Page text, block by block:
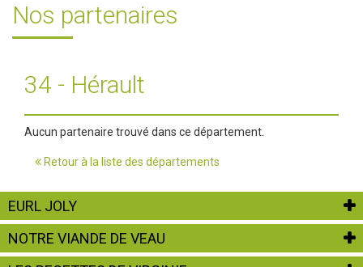
Nos partenaires
34 - Hérault
Aucun partenaire trouvé dans ce département.
Retour à la liste des départements
EURL JOLY
NOTRE VIANDE DE VEAU